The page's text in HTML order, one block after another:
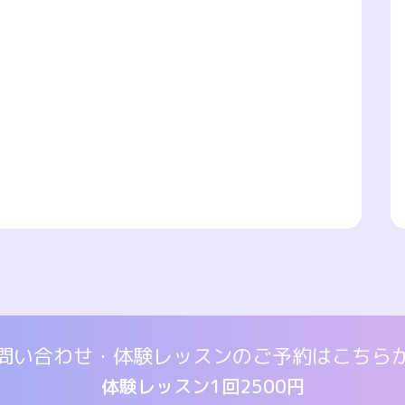
い合わせ・体験レッスンのご予約はこちら
体験レッスン1回2500円